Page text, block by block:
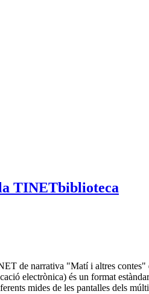
TINETbiblioteca
narrativa "Matí i altres contes"
electrònica) és un format
mides de les pantalles dels